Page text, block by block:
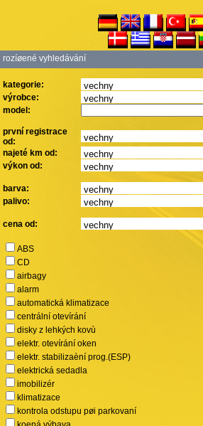
rozíøené vyhledávání
kategorie:
výrobce:
model:
první registrace
od:
najeté km od:
výkon od:
barva:
palivo:
cena od:
ABS
CD
airbagy
alarm
automatická klimatizace
centrální otevírání
disky z lehkých kovù
elektr. otevírání oken
elektr. stabilizaèní prog.(ESP)
elektrická sedadla
imobilizér
klimatizace
kontrola odstupu pøi parkovaní